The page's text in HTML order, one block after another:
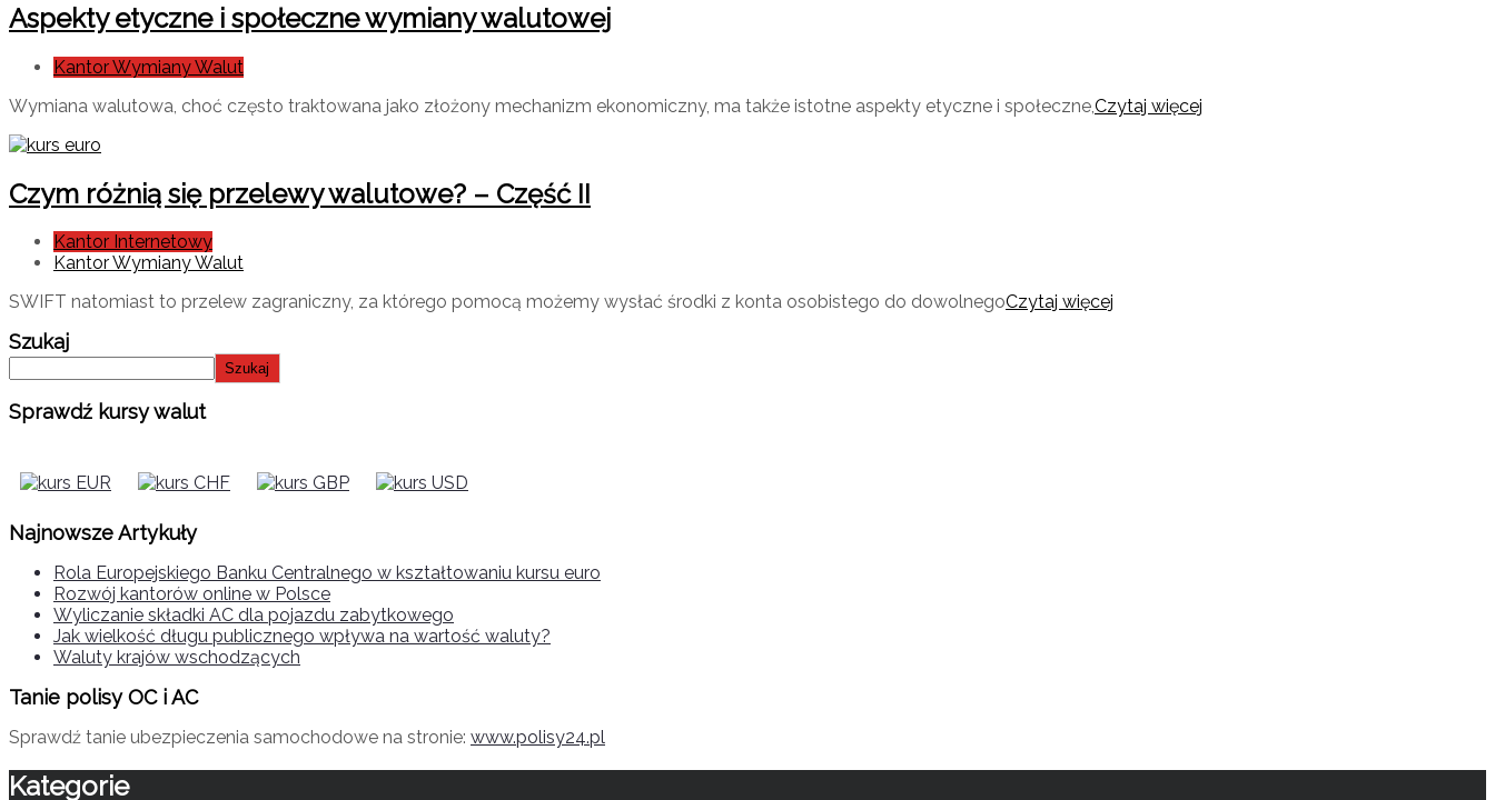
Aspekty etyczne i społeczne wymiany walutowej
Kantor Wymiany Walut
Wymiana walutowa, choć często traktowana jako złożony mechanizm ekonomiczny, ma także istotne aspekty etyczne i społeczne,Czytaj więcej
Czym różnią się przelewy walutowe? – Część II
Kantor Internetowy
Kantor Wymiany Walut
SWIFT natomiast to przelew zagraniczny, za którego pomocą możemy wysłać środki z konta osobistego do dowolnegoCzytaj więcej
Szukaj
Szukaj
Sprawdź kursy walut
Najnowsze Artykuły
Rola Europejskiego Banku Centralnego w kształtowaniu kursu euro
Rozwój kantorów online w Polsce
Wyliczanie składki AC dla pojazdu zabytkowego
Jak wielkość długu publicznego wpływa na wartość waluty?
Waluty krajów wschodzących
Tanie polisy OC i AC
Sprawdź tanie ubezpieczenia samochodowe na stronie: www.polisy24.pl
Kategorie